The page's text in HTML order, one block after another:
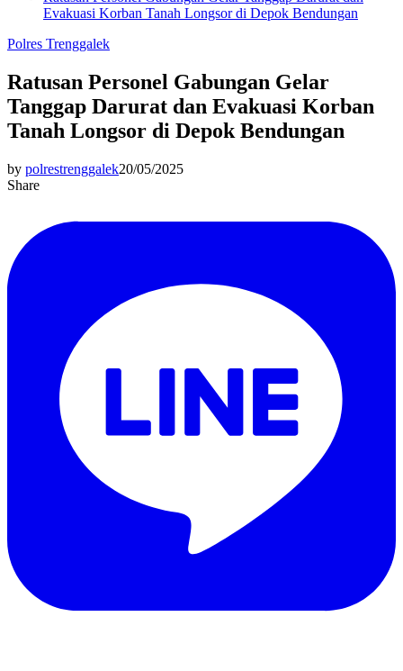
Evakuasi Korban Tanah Longsor di Depok Bendungan
Polres Trenggalek
Ratusan Personel Gabungan Gelar
Tanggap Darurat dan Evakuasi Korban
Tanah Longsor di Depok Bendungan
by polrestrenggalek20/05/2025
Share